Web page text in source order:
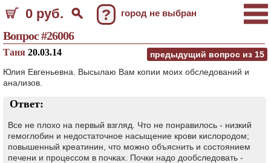
0 руб. ? город не выбран
Вопрос #26006
предыдущий вопрос из 15
Таня 20.03.14
Юлия Евгеньевна. Высылаю Вам копии моих обследований и
анализов.
Ответ:
Все не плохо на первый взгляд. Что не понравилось - низкий
гемоглобин и недостаточное насыщение крови кислородом;
повышенный креатинин, что можно объяснить и состоянием
печени и процессом в почках. Почки надо дообследовать -